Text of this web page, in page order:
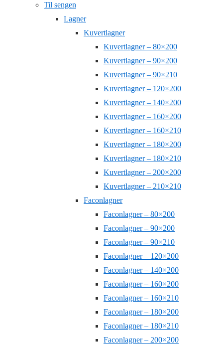
Til sengen
Lagner
Kuvertlagner
Kuvertlagner – 80×200
Kuvertlagner – 90×200
Kuvertlagner – 90×210
Kuvertlagner – 120×200
Kuvertlagner – 140×200
Kuvertlagner – 160×200
Kuvertlagner – 160×210
Kuvertlagner – 180×200
Kuvertlagner – 180×210
Kuvertlagner – 200×200
Kuvertlagner – 210×210
Faconlagner
Faconlagner – 80×200
Faconlagner – 90×200
Faconlagner – 90×210
Faconlagner – 120×200
Faconlagner – 140×200
Faconlagner – 160×200
Faconlagner – 160×210
Faconlagner – 180×200
Faconlagner – 180×210
Faconlagner – 200×200